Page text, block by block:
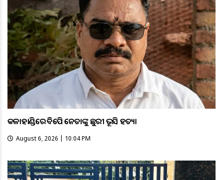
କଳାହାଣ୍ଡିରେ ବିଜେପି ନେତାଙ୍କୁ ଛୁରୀ ଭୂସି ହତ୍ୟା
August 6, 2026 | 10:04 PM